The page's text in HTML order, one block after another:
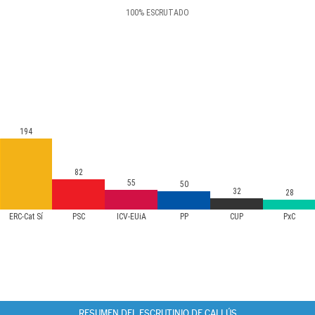
100% ESCRUTADO
ERC-Cat Sí PSC ICV-EUiA PP CUP PxC
194
82
55
50
32 28